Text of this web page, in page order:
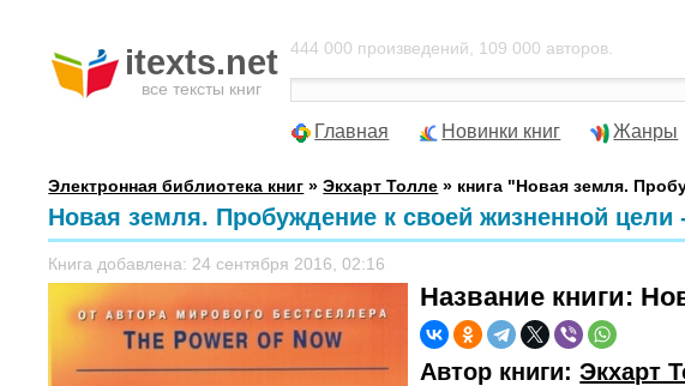
itexts.net
все тексты книг
444 000 произведений, 109 000 авторов.
Главная Новинки книг Жанры
Электронная библиотека книг »Экхарт Толле » книга "Новая земля.
Новая земля. Пробуждение к своей жизненной цели
Книга добавлена: 24 сентября 2016, 02:16
Название книги:
Автор книги:Экхарт